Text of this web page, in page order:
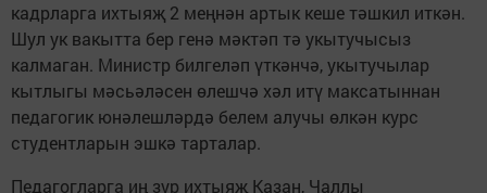
кадрларга ихтыяҗ 2 меңнән артык кеше тәшкил иткән.
Шул ук вакытта бер генә мәктәп тә укытучысыз
калмаган. Министр билгеләп үткәнчә, укытучылар
кытлыгы мәсьәләсен өлешчә хәл итү максатыннан
педагогик юнәлешләрдә белем алучы өлкән курс
студентларын эшкә тарталар.
Педагогларга иң зур ихтыяҗ Казан, Чаллы